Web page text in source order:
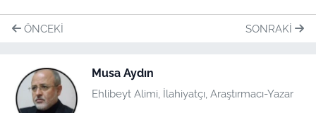
ÖNCEKI SONRAKI
Musa Aydın
Ehlibeyt Alimi, İlahiyatçı, Araştırmacı-Yazar